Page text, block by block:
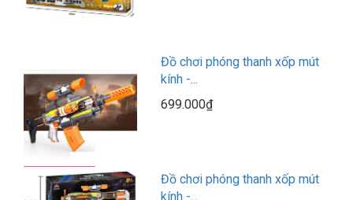
Đồ chơi phóng thanh xốp mút
kính -...
699.000₫
Đồ chơi phóng thanh xốp mút
kính -...